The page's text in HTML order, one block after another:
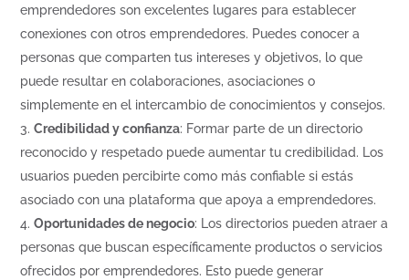
emprendedores son excelentes lugares para establecer
conexiones con otros emprendedores. Puedes conocer a
personas que comparten tus intereses y objetivos, lo que
puede resultar en colaboraciones, asociaciones o
simplemente en el intercambio de conocimientos y consejos.
Credibilidad y confianza: Formar parte de un directorio
reconocido y respetado puede aumentar tu credibilidad. Los
usuarios pueden percibirte como más confiable si estás
asociado con una plataforma que apoya a emprendedores.
Oportunidades de negocio: Los directorios pueden atraer a
personas que buscan específicamente productos o servicios
ofrecidos por emprendedores. Esto puede generar